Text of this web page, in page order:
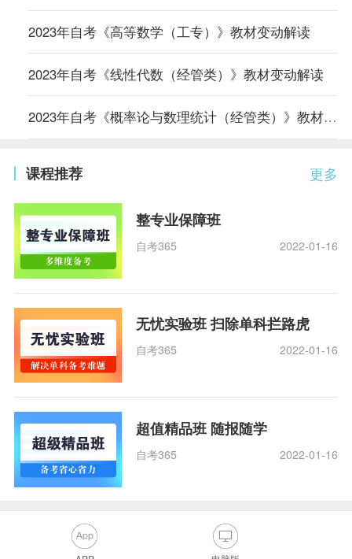
2023年自考《高等数学（工专）》教材变动解读
2023年自考《线性代数（经管类）》教材变动解读
2023年自考《概率论与数理统计（经管类）》教材变动解读
更多
课程推荐
整专业保障班
自考365 2022-01-16
无忧实验班 扫除单科拦路虎
自考365 2022-01-16
超值精品班 随报随学
自考365 2022-01-16